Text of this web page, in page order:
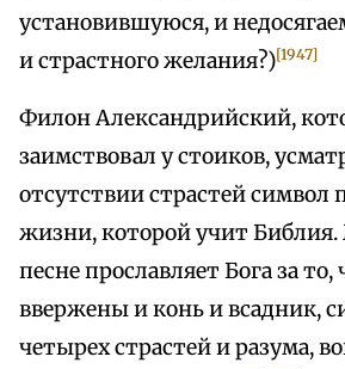
установившуюся, и
и страстного желания?)[1947]
Филон Александрийский,
заимствовал у стоиков,
отсутствии страстей символ
жизни, которой учит Библия.
песне прославляет Бога за
ввержены и конь и всадник,
четырех страстей и разума,